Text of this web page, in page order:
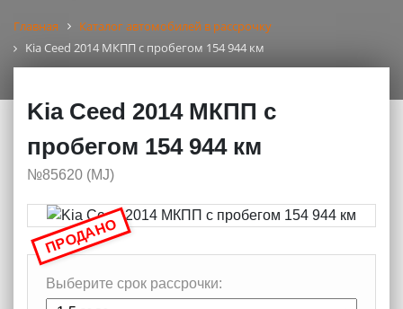
Главная
Каталог автомобилей в рассрочку
Kia Ceed 2014 МКПП с пробегом 154 944 км
Kia Ceed 2014 МКПП с
пробегом 154 944 км
№85620 (МJ)
Выберите срок рассрочки:
ПРОДАНО